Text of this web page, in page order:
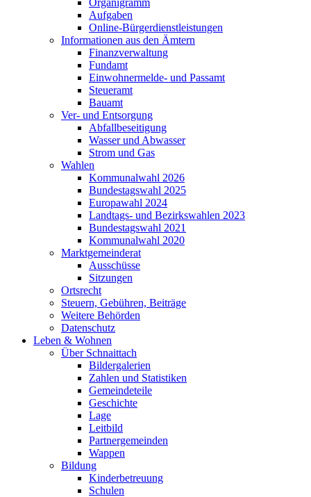
Organigramm
Aufgaben
Online-Bürgerdienstleistungen
Informationen aus den Ämtern
Finanzverwaltung
Fundamt
Einwohnermelde- und Passamt
Steueramt
Bauamt
Ver- und Entsorgung
Abfallbeseitigung
Wasser und Abwasser
Strom und Gas
Wahlen
Kommunalwahl 2026
Bundestagswahl 2025
Europawahl 2024
Landtags- und Bezirkswahlen 2023
Bundestagswahl 2021
Kommunalwahl 2020
Marktgemeinderat
Ausschüsse
Sitzungen
Ortsrecht
Steuern, Gebühren, Beiträge
Weitere Behörden
Datenschutz
Leben & Wohnen
Über Schnaittach
Bildergalerien
Zahlen und Statistiken
Gemeindeteile
Geschichte
Lage
Leitbild
Partnergemeinden
Wappen
Bildung
Kinderbetreuung
Schulen